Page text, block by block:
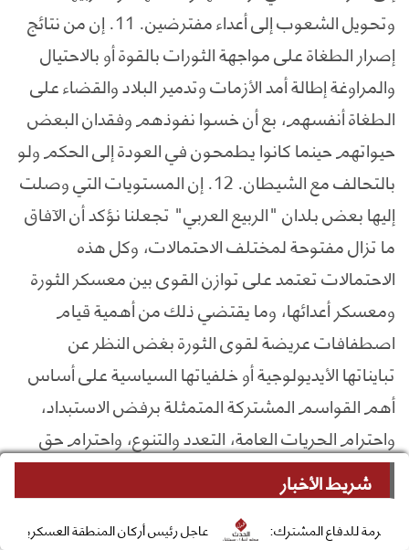
شريط الأخبار
المشترك: عاجل رئيس أركان المنطقة العسكرية الأولى يزور